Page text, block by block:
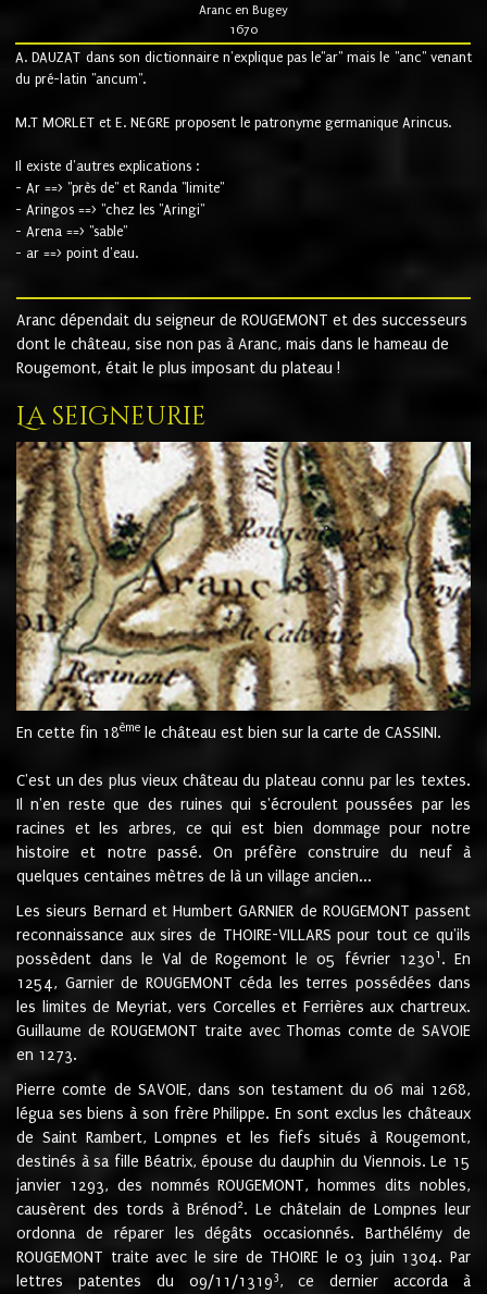
Aranc en Bugey
1670
A. DAUZAT dans son dictionnaire n'explique pas le"ar" mais le "anc" venant
du pré-latin "ancum".
M.T MORLET et E. NEGRE proposent le patronyme germanique Arincus.
Il existe d'autres explications :
- Ar ==> "près de" et Randa "limite"
- Aringos ==> "chez les "Aringi"
- Arena ==> "sable"
- ar ==> point d'eau.
Aranc dépendait du seigneur de ROUGEMONT et des successeurs
dont le château, sise non pas à Aranc, mais dans le hameau de
Rougemont, était le plus imposant du plateau !
La seigneurie
En cette fin 18ème le château est bien sur la carte de CASSINI.
C'est un des plus vieux château du plateau connu par les textes.
Il n'en reste que des ruines qui s'écroulent poussées par les
racines et les arbres, ce qui est bien dommage pour notre
histoire et notre passé. On préfère construire du neuf à
quelques centaines mètres de là un village ancien...
Les sieurs Bernard et Humbert GARNIER de ROUGEMONT passent
reconnaissance aux sires de THOIRE-VILLARS pour tout ce qu'ils
possèdent dans le Val de Rogemont le 05 février 12301 . En
1254, Garnier de ROUGEMONT céda les terres possédées dans
les limites de Meyriat, vers Corcelles et Ferrières aux chartreux.
Guillaume de ROUGEMONT traite avec Thomas comte de SAVOIE
en 1273.
Pierre comte de SAVOIE, dans son testament du 06 mai 1268,
légua ses biens à son frère Philippe. En sont exclus les châteaux
de Saint Rambert, Lompnes et les fiefs situés à Rougemont,
destinés à sa fille Béatrix, épouse du dauphin du Viennois. Le 15
janvier 1293, des nommés ROUGEMONT, hommes dits nobles,
causèrent des tords à Brénod 2. Le châtelain de Lompnes leur
ordonna de réparer les dégâts occasionnés. Barthélémy de
ROUGEMONT traite avec le sire de THOIRE le 03 juin 1304. Par
lettres patentes du 09/11/13193, ce dernier accorda à